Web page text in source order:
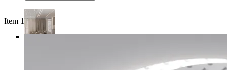
Item 1 of 5